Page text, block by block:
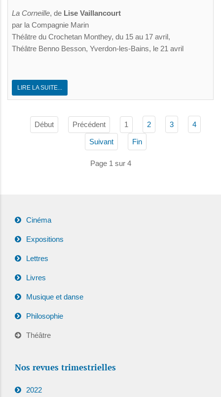
La Corneille, de Lise Vaillancourt
par la Compagnie Marin
Théâtre du Crochetan Monthey, du 15 au 17 avril,
Théâtre Benno Besson, Yverdon-les-Bains, le 21 avril
LIRE LA SUITE...
Début Précédent 1 2 3 4
Suivant Fin
Page 1 sur 4
Cinéma
Expositions
Lettres
Livres
Musique et danse
Philosophie
Théâtre
Nos revues trimestrielles
2022